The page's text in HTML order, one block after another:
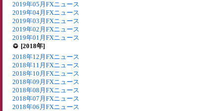
2019年05月FXニュース
2019年04月FXニュース
2019年03月FXニュース
2019年02月FXニュース
2019年01月FXニュース
[2018年]
2018年12月FXニュース
2018年11月FXニュース
2018年10月FXニュース
2018年09月FXニュース
2018年08月FXニュース
2018年07月FXニュース
2018年06月FXニュース